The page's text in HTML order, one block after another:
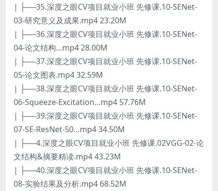
| ├──35.深度之眼CV项目就业小班 先修课.10-SENet-
03-研究意义及成果.mp4 23.20M
| ├──36.深度之眼CV项目就业小班 先修课.10-SENet-
04-论文结构…mp4 28.00M
| ├──37.深度之眼CV项目就业小班 先修课.10-SENet-
05-论文图表.mp4 32.59M
| ├──38.深度之眼CV项目就业小班 先修课.10-SENet-
06-Squeeze-Excitation…mp4 57.76M
| ├──39.深度之眼CV项目就业小班 先修课.10-SENet-
07-SE-ResNet-50…mp4 34.50M
| ├──4.深度之眼CV项目就业小班 先修课.02VGG-02-论
文结构&摘要精读.mp4 43.23M
| ├──40.深度之眼CV项目就业小班 先修课.10-SENet-
08-实验结果及分析.mp4 68.52M